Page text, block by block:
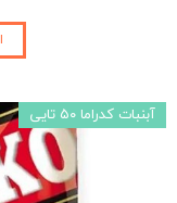
آبنبات کدراما ۵۰ تایی